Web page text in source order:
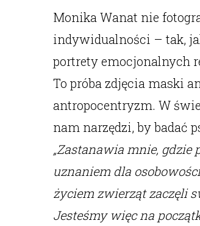
Monika Wanat nie
indywidualności – tak,
portrety emocjonalnych
To próba zdjęcia maski
antropocentryzm. W
nam narzędzi, by badać
„Zastanawia mnie,
uznaniem dla
życiem zwierząt zaczęli
Jesteśmy więc na